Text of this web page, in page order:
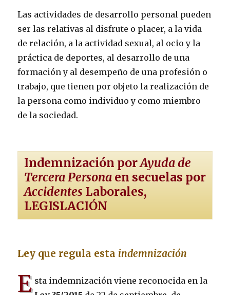
Las actividades de desarrollo personal pueden
ser las relativas al disfrute o placer, a la vida
de relación, a la actividad sexual, al ocio y la
práctica de deportes, al desarrollo de una
formación y al desempeño de una profesión o
trabajo, que tienen por objeto la realización de
la persona como individuo y como miembro
de la sociedad.
Indemnización porAyuda de
Tercera Persona en secuelas por
Accidentes Laborales,
LEGISLACIÓN
Ley que regula esta indemnización
E sta indemnización viene reconocida en la